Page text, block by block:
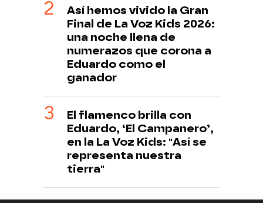
Así hemos vivido la Gran
Final de La Voz Kids 2026:
una noche llena de
numerazos que corona a
Eduardo como el
ganador
El flamenco brilla con
Eduardo, ‘El Campanero’,
en la La Voz Kids: "Así se
representa nuestra
tierra"